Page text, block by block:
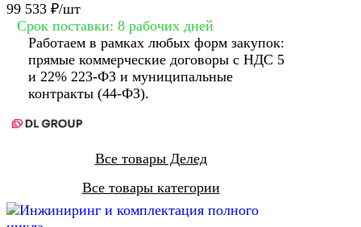
99 533 ₽/шт
Срок поставки: 8 рабочих дней
Работаем в рамках любых форм закупок:
прямые коммерческие договоры с НДС 5
и 22% 223-ФЗ и муниципальные
контракты (44-ФЗ).
Все товары Делед
Все товары категории